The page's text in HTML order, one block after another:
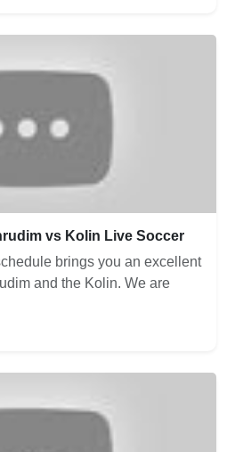
vs Kolin Live Soccer
brings you an excellent
and the Kolin. We are